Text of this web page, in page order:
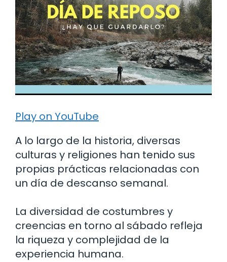
Play on YouTube
A lo largo de la historia, diversas
culturas y religiones han tenido sus
propias prácticas relacionadas con
un día de descanso semanal.
La diversidad de costumbres y
creencias en torno al sábado refleja
la riqueza y complejidad de la
experiencia humana.